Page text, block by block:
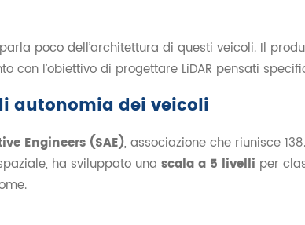
poco dell’architettura di questi veicoli. Il
con l’obiettivo di progettare LiDAR pensati
autonomia dei veicoli
Engineers (SAE), associazione che riunisce
ha sviluppato una scala a 5 livelli per